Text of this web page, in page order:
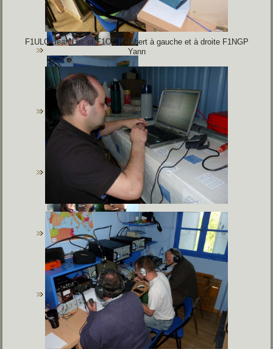
F1ULQ Jean Luc et F1OET Robert à gauche et à droite F1NGP
Yann